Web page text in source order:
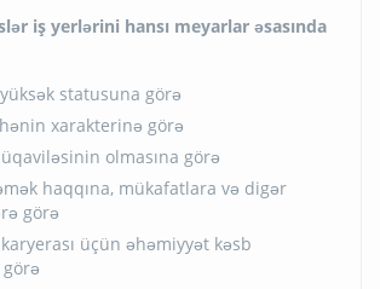
iş yerlərini hansı meyarlar əsasında
statusuna görə
xarakterinə görə
olmasına görə
haqqına, mükafatlara və digər
görə
üçün əhəmiyyət kəsb